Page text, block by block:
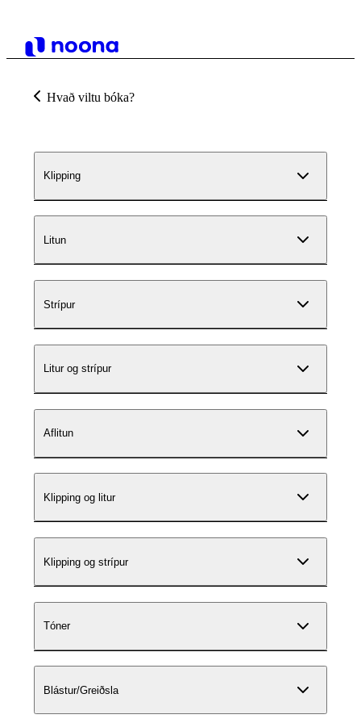
Hvað viltu bóka?
Klipping
Litun
Strípur
Litur og strípur
Aflitun
Klipping og litur
Klipping og strípur
Tóner
Blástur/Greiðsla